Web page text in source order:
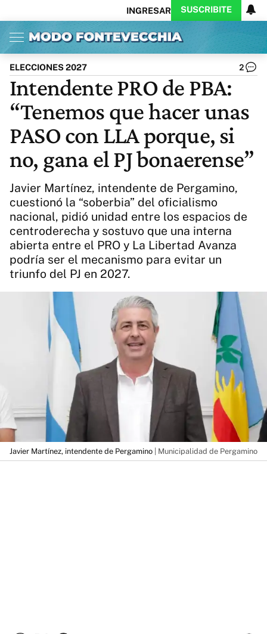
INGRESAR SUSCRIBITE
Inicio Ahora
Opinión
Política
Ciencia
Cultura
Arte
Educación
Internacional
CARAS
Exitoina
Turismo
Videos
Córdoba
Reperfilar
Business
Noticias
Caras
Diario del Juicio
Actualidad
ELECCIONES 2027 2
Intendente PRO de PBA:
“Tenemos que hacer unas
PASO con LLA porque, si
no, gana el PJ bonaerense”
Javier Martínez, intendente de Pergamino,
cuestionó la “soberbia” del oficialismo
nacional, pidió unidad entre los espacios de
centroderecha y sostuvo que una interna
abierta entre el PRO y La Libertad Avanza
podría ser el mecanismo para evitar un
triunfo del PJ en 2027.
Javier Martínez, intendente de Pergamino | Municipalidad de Pergamino